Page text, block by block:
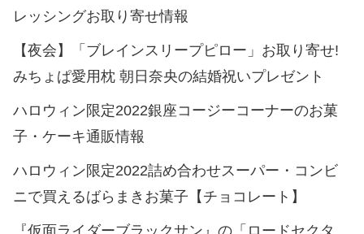
レッシングお取り寄せ情報
【夜会】「ブレインスリープピロー」お取り寄せ!
みちょぱ愛用枕 朝日奈央の結婚祝いプレゼント
ハロウィン限定2022銀座コージーコーナーのお菓
子・ケーキ通販情報
ハロウィン限定2022詰め合わせスーパー・コンビ
ニで買えるばらまきお菓子【チョコレート】